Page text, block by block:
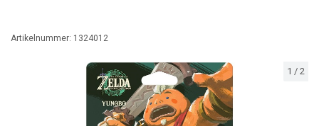
1 / 2
Artikelnummer: 1324012